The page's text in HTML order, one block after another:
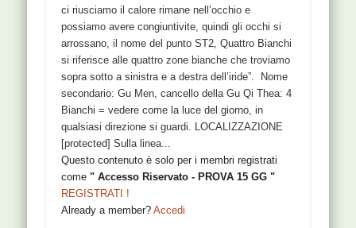
ci riusciamo il calore rimane nell’occhio e
possiamo avere congiuntivite, quindi gli occhi si
arrossano, il nome del punto ST2, Quattro Bianchi
si riferisce alle quattro zone bianche che troviamo
sopra sotto a sinistra e a destra dell’iride”. Nome
secondario: Gu Men, cancello della Gu Qi Thea: 4
Bianchi = vedere come la luce del giorno, in
qualsiasi direzione si guardi. LOCALIZZAZIONE
[protected] Sulla linea...
Questo contenuto è solo per i membri registrati
come" Accesso Riservato - PROVA 15 GG "
REGISTRATI !
Already a member?Accedi